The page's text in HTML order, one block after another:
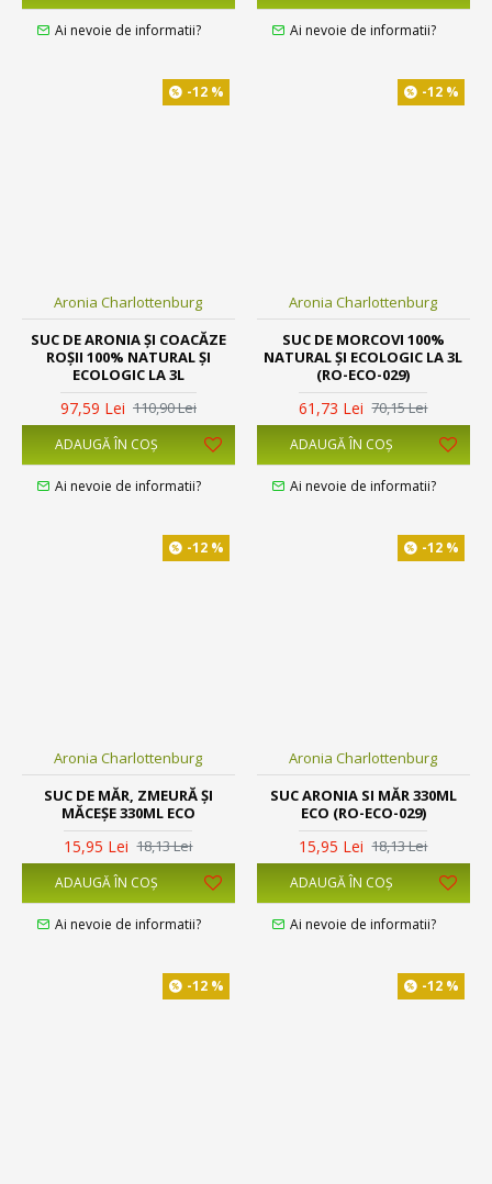
Ai nevoie de informatii? Ai nevoie de informatii?
-12 %
Aronia Charlottenburg
SUC DE ARONIA ȘI COACĂZE
ROȘII 100% NATURAL ȘI
ECOLOGIC LA 3L
97,59 Lei 110,90 Lei
ADAUGĂ ÎN COŞ
Ai nevoie de informatii?
-12 %
Aronia Charlottenburg
SUC DE MORCOVI 100%
NATURAL ȘI ECOLOGIC LA 3L
(RO-ECO-029)
61,73 Lei 70,15 Lei
ADAUGĂ ÎN COŞ
Ai nevoie de informatii?
-12 %
Aronia Charlottenburg
SUC DE MĂR, ZMEURĂ ȘI
MĂCEȘE 330ML ECO
15,95 Lei 18,13 Lei
ADAUGĂ ÎN COŞ
Ai nevoie de informatii?
-12 %
Aronia Charlottenburg
SUC ARONIA SI MĂR 330ML
ECO (RO-ECO-029)
15,95 Lei 18,13 Lei
ADAUGĂ ÎN COŞ
Ai nevoie de informatii?
-12 % -12 %